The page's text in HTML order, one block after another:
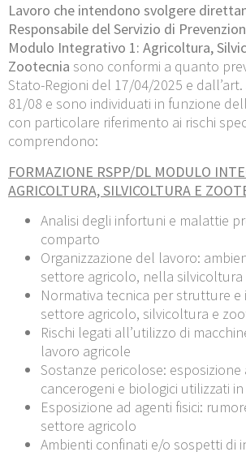
Lavoro che intendono svolgere
Responsabile del Servizio di
Modulo Integrativo 1: Agricoltura,
Zootecnia sono conformi a quanto
Stato-Regioni del 17/04/2025 e dall’art.
81/08 e sono individuati in funzione
con particolare riferimento ai rischi
comprendono:
FORMAZIONE RSPP/DL MODULO
AGRICOLTURA, SILVICOLTURA E
Analisi degli infortuni e malattie
comparto
Organizzazione del lavoro:
settore agricolo, nella
Normativa tecnica per strutture e
settore agricolo, silvicoltura e
Rischi legati all’utilizzo di
lavoro agricole
Sostanze pericolose: esposizione
cancerogeni e biologici utilizzati
Esposizione ad agenti fisici:
settore agricolo
Ambienti confinati e/o sospetti di